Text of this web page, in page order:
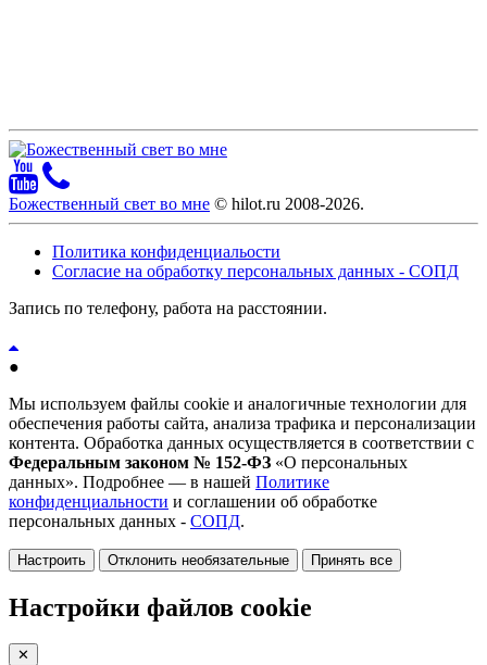
Божественный свет во мне © hilot.ru 2008-2026.
Политика конфиденциальости
Согласие на обработку персональных данных - СОПД
Запись по телефону, работа на расстоянии.
●
Мы используем файлы cookie и аналогичные технологии для
обеспечения работы сайта, анализа трафика и персонализации
контента. Обработка данных осуществляется в соответствии с
Федеральным законом № 152-ФЗ «О персональных
данных». Подробнее — в нашей Политике
конфиденциальности и соглашении об обработке
персональных данных - СОПД.
Настроить Отклонить необязательные Принять все
Настройки файлов cookie
✕